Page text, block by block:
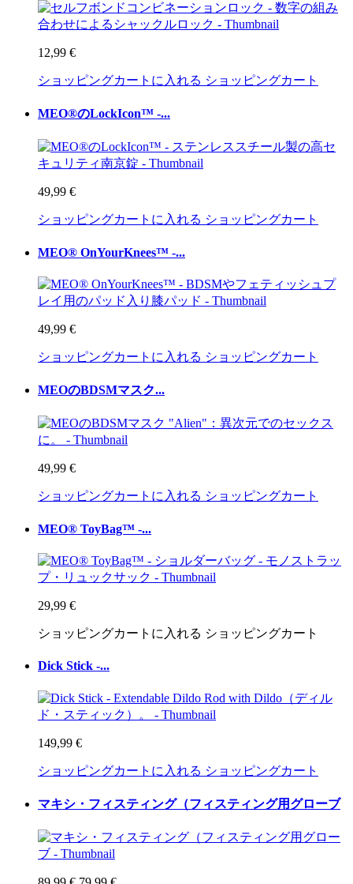
12,99 €
ショッピングカートに入れる ショッピングカート
MEO®のLockIcon™ -...
49,99 €
ショッピングカートに入れる ショッピングカート
MEO® OnYourKnees™ -...
49,99 €
ショッピングカートに入れる ショッピングカート
MEOのBDSMマスク...
49,99 €
ショッピングカートに入れる ショッピングカート
MEO® ToyBag™ -...
29,99 €
ショッピングカートに入れる ショッピングカート
Dick Stick -...
149,99 €
ショッピングカートに入れる ショッピングカート
マキシ・フィスティング（フィスティング用グローブ